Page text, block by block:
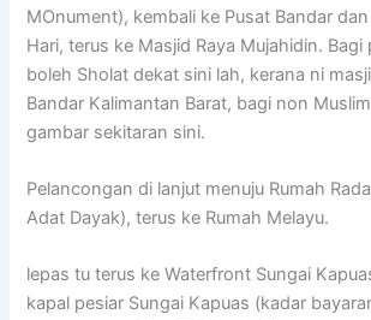
MOnument), kembali ke Pusat Bandar
Hari, terus ke Masjid Raya Mujahidin. Bagi
boleh Sholat dekat sini lah, kerana ni
Bandar Kalimantan Barat, bagi non
gambar sekitaran sini.
Pelancongan di lanjut menuju Rumah
Adat Dayak), terus ke Rumah Melayu.
lepas tu terus ke Waterfront Sungai
kapal pesiar Sungai Kapuas (kadar